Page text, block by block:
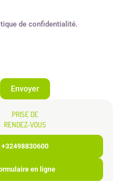
de confidentialité.
PRISE DE
RENDEZ-VOUS
+32498830600
en ligne